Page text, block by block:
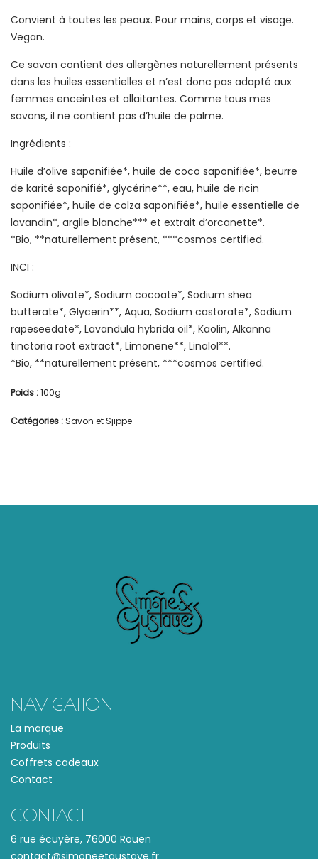
Convient à toutes les peaux. Pour mains, corps et visage.
Vegan.
Ce savon contient des allergènes naturellement présents
dans les huiles essentielles et n’est donc pas adapté aux
femmes enceintes et allaitantes. Comme tous mes
savons, il ne contient pas d’huile de palme.
Ingrédients :
Huile d’olive saponifiée*, huile de coco saponifiée*, beurre
de karité saponifié*, glycérine**, eau, huile de ricin
saponifiée*, huile de colza saponifiée*, huile essentielle de
lavandin*, argile blanche*** et extrait d’orcanette*.
*Bio, **naturellement présent, ***cosmos certified.
INCI :
Sodium olivate*, Sodium cocoate*, Sodium shea
butterate*, Glycerin**, Aqua, Sodium castorate*, Sodium
rapeseedate*, Lavandula hybrida oil*, Kaolin, Alkanna
tinctoria root extract*, Limonene**, Linalol**.
*Bio, **naturellement présent, ***cosmos certified.
Poids :100g
Catégories : Savon et Sjippe
NAVIGATION
La marque
Produits
Coffrets cadeaux
Contact
CONTACT
6 rue écuyère, 76000 Rouen
contact@simoneetgustave.fr